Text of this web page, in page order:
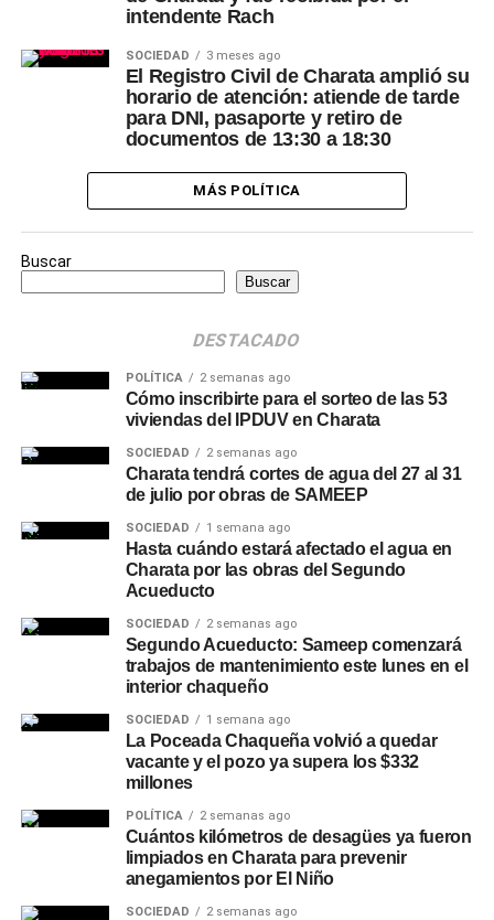
intendente Rach
SOCIEDAD 3 meses ago
El Registro Civil de Charata amplió su
horario de atención: atiende de tarde
para DNI, pasaporte y retiro de
documentos de 13:30 a 18:30
MÁS POLÍTICA
Buscar
Buscar
DESTACADO
POLÍTICA 2 semanas ago
Cómo inscribirte para el sorteo de las 53
viviendas del IPDUV en Charata
SOCIEDAD 2 semanas ago
Charata tendrá cortes de agua del 27 al 31
de julio por obras de SAMEEP
SOCIEDAD 1 semana ago
Hasta cuándo estará afectado el agua en
Charata por las obras del Segundo
Acueducto
SOCIEDAD 2 semanas ago
Segundo Acueducto: Sameep comenzará
trabajos de mantenimiento este lunes en el
interior chaqueño
SOCIEDAD 1 semana ago
La Poceada Chaqueña volvió a quedar
vacante y el pozo ya supera los $332
millones
POLÍTICA 2 semanas ago
Cuántos kilómetros de desagües ya fueron
limpiados en Charata para prevenir
anegamientos por El Niño
SOCIEDAD 2 semanas ago